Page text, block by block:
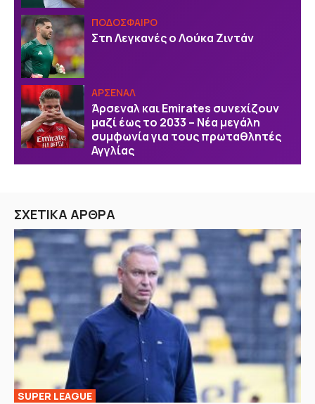
ΠΟΔΟΣΦΑΙΡΟ
Στη Λεγκανές ο Λούκα Ζιντάν
ΑΡΣΕΝΑΛ
Άρσεναλ και Emirates συνεχίζουν
μαζί έως το 2033 – Νέα μεγάλη
συμφωνία για τους πρωταθλητές
Αγγλίας
ΣΧΕΤΙΚΑ ΑΡΘΡΑ
SUPER LEAGUE